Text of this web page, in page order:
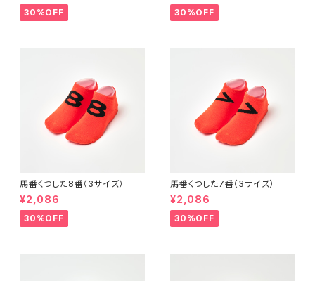
30%OFF 30%OFF
馬番くつした8番（3サイズ）
¥2,086
30%OFF
馬番くつした7番（3サイズ）
¥2,086
30%OFF